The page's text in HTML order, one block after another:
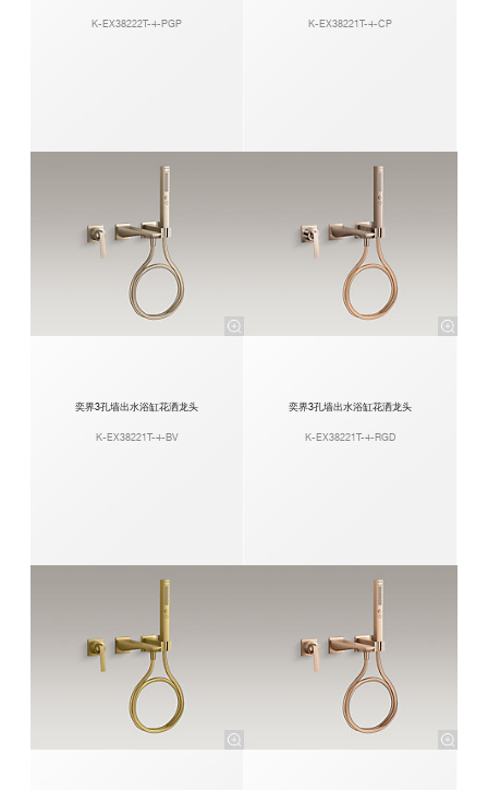
K-EX38222T-4-PGP K-EX38221T-4-CP
奕界3孔墙出水浴缸花洒龙头
K-EX38221T-4-BV
奕界3孔墙出水浴缸花洒龙头
K-EX38221T-4-RGD